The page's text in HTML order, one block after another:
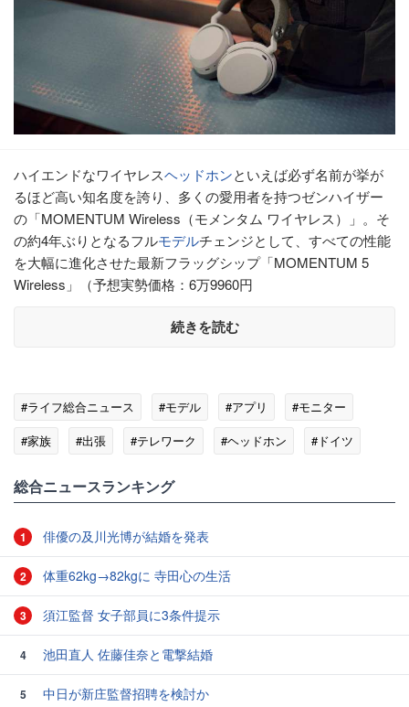
ハイエンドなワイヤレスヘッドホンといえば必ず名前が挙が
るほど高い知名度を誇り、多くの愛用者を持つゼンハイザー
の「MOMENTUM Wireless（モメンタム ワイヤレス）」。そ
の約4年ぶりとなるフルモデルチェンジとして、すべての性能
を大幅に進化させた最新フラッグシップ「MOMENTUM 5
Wireless」（予想実勢価格：6万9960円
続きを読む
#ライフ総合ニュース #モデル #アプリ
#モニター
#家族
#出張 #テレワーク #ヘッドホン #ドイツ
総合ニュースランキング
1 俳優の及川光博が結婚を発表
2 体重62kg→82kgに 寺田心の生活
3 須江監督 女子部員に3条件提示
4 池田直人 佐藤佳奈と電撃結婚
5
中日が新庄監督招聘を検討か